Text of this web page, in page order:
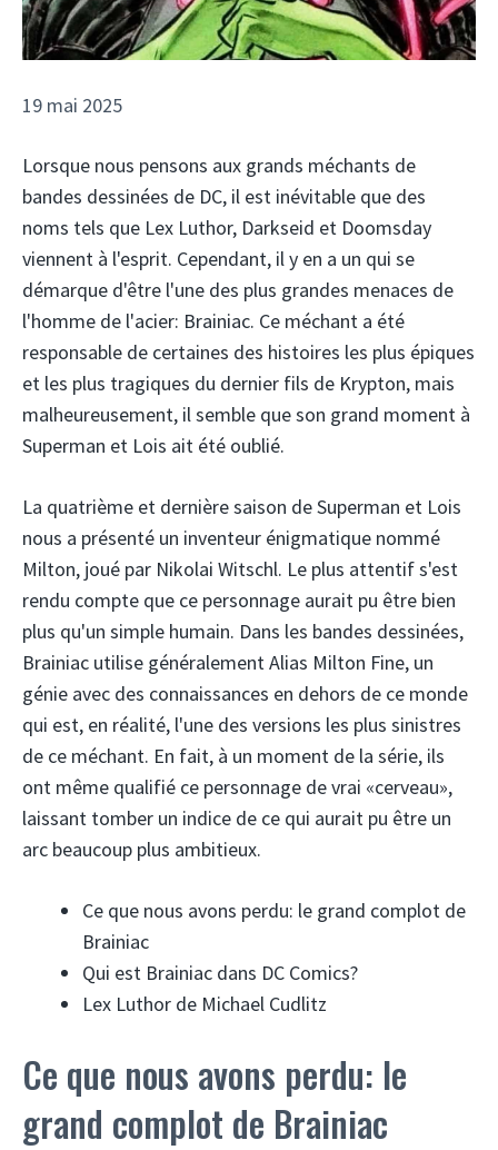
19 mai 2025
Lorsque nous pensons aux grands méchants de
bandes dessinées de DC, il est inévitable que des
noms tels que Lex Luthor, Darkseid et Doomsday
viennent à l'esprit. Cependant, il y en a un qui se
démarque d'être l'une des plus grandes menaces de
l'homme de l'acier: Brainiac. Ce méchant a été
responsable de certaines des histoires les plus épiques
et les plus tragiques du dernier fils de Krypton, mais
malheureusement, il semble que son grand moment à
Superman et Lois ait été oublié.
La quatrième et dernière saison de Superman et Lois
nous a présenté un inventeur énigmatique nommé
Milton, joué par Nikolai Witschl. Le plus attentif s'est
rendu compte que ce personnage aurait pu être bien
plus qu'un simple humain. Dans les bandes dessinées,
Brainiac utilise généralement Alias ​​Milton Fine, un
génie avec des connaissances en dehors de ce monde
qui est, en réalité, l'une des versions les plus sinistres
de ce méchant. En fait, à un moment de la série, ils
ont même qualifié ce personnage de vrai «cerveau»,
laissant tomber un indice de ce qui aurait pu être un
arc beaucoup plus ambitieux.
Ce que nous avons perdu: le grand complot de
Brainiac
Qui est Brainiac dans DC Comics?
Lex Luthor de Michael Cudlitz
Ce que nous avons perdu: le
grand complot de Brainiac